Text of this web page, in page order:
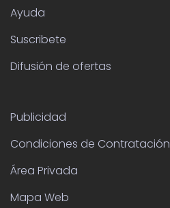
Ayuda
Suscribete
Difusión de ofertas
Publicidad
Condiciones de Contratación
Área Privada
Mapa Web